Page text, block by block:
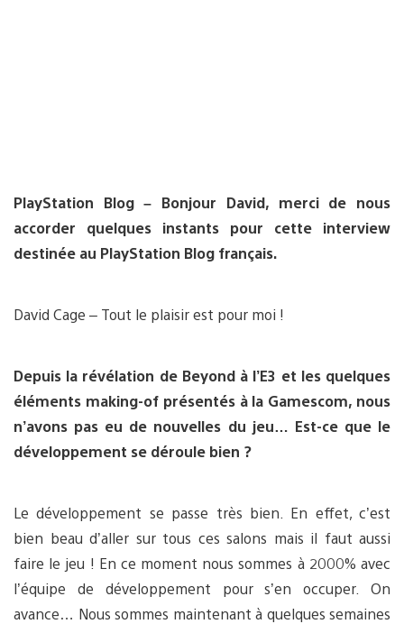
PlayStation Blog – Bonjour David, merci de nous
accorder quelques instants pour cette interview
destinée au PlayStation Blog français.
David Cage – Tout le plaisir est pour moi !
Depuis la révélation de Beyond à l’E3 et les quelques
éléments making-of présentés à la Gamescom, nous
n’avons pas eu de nouvelles du jeu… Est-ce que le
développement se déroule bien ?
Le développement se passe très bien. En effet, c’est
bien beau d’aller sur tous ces salons mais il faut aussi
faire le jeu ! En ce moment nous sommes à 2000% avec
l’équipe de développement pour s’en occuper. On
avance… Nous sommes maintenant à quelques semaines